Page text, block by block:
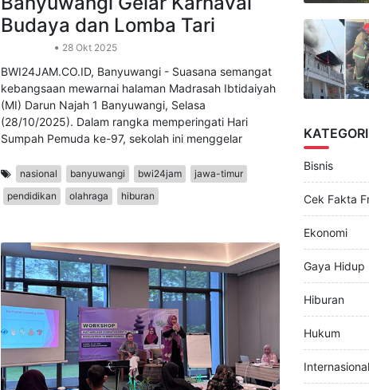
Semarak Hari Sumpah
Pemuda, MI Darun Najah 1
Banyuwangi Gelar Karnaval
Budaya dan Lomba Tari
Pendidikan 28 Okt 2025
BWI24JAM.CO.ID, Banyuwangi - Suasana semangat
kebangsaan mewarnai halaman Madrasah Ibtidaiyah
(28/10/2025). Dalam rangka memperingati Hari
Sumpah Pemuda ke-97, sekolah ini menggelar
pendidikan
olahraga hiburan
KATEGORI
Bisnis
Cek Fakta
Ekonomi
Gaya Hidup
Hiburan
Hukum